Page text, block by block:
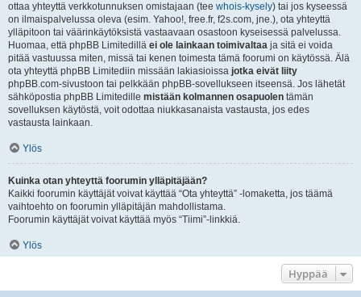
ottaa yhteyttä verkkotunnuksen omistajaan (tee whois-kysely) tai jos kyseessä
on ilmaispalvelussa oleva (esim. Yahoo!, free.fr, f2s.com, jne.), ota yhteyttä
ylläpitoon tai väärinkäytöksistä vastaavaan osastoon kyseisessä palvelussa.
Huomaa, että phpBB Limitedillä ei ole lainkaan toimivaltaa ja sitä ei voida
pitää vastuussa miten, missä tai kenen toimesta tämä foorumi on käytössä. Älä
ota yhteyttä phpBB Limitediin missään lakiasioissa jotka eivät liity
phpBB.com-sivustoon tai pelkkään phpBB-sovellukseen itseensä. Jos lähetät
sähköpostia phpBB Limitedille mistään kolmannen osapuolen tämän
sovelluksen käytöstä, voit odottaa niukkasanaista vastausta, jos edes
vastausta lainkaan.
Ylös
Kuinka otan yhteyttä foorumin ylläpitäjään?
Kaikki foorumin käyttäjät voivat käyttää “Ota yhteyttä” -lomaketta, jos täämä
vaihtoehto on foorumin ylläpitäjän mahdollistama.
Foorumin käyttäjät voivat käyttää myös “Tiimi”-linkkiä.
Ylös
Hyppää